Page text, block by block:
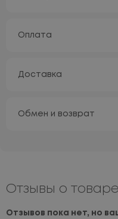
Оплата
Доставка
Обмен и возврат
Отзывы о товаре
Отзывов пока нет, но